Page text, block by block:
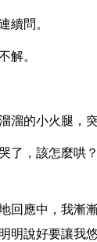
續問。
解。
的小火腿，
了，該怎麼哄
回應中，我漸
說好要讓我